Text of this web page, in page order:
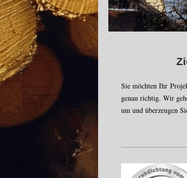
Sie möchten Ihr
genau richtig. Wir
um und überzeugen